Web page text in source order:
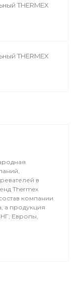
THERMEX
THERMEX
в
Thermex
компании
а продукция
Европы,